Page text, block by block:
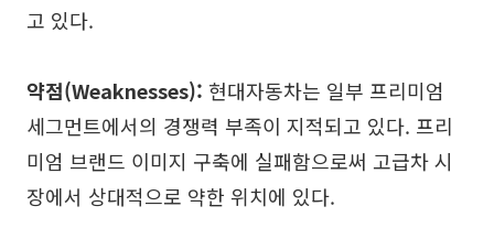
고 있다.
약점(Weaknesses): 현대자동차는 일부 프리미엄
세그먼트에서의 경쟁력 부족이 지적되고 있다. 프리
미엄 브랜드 이미지 구축에 실패함으로써 고급차 시
장에서 상대적으로 약한 위치에 있다.